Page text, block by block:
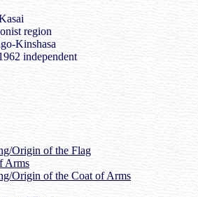
region
Kinshasa
independent
Origin of the Flag
Arms
Origin of the Coat of Arms